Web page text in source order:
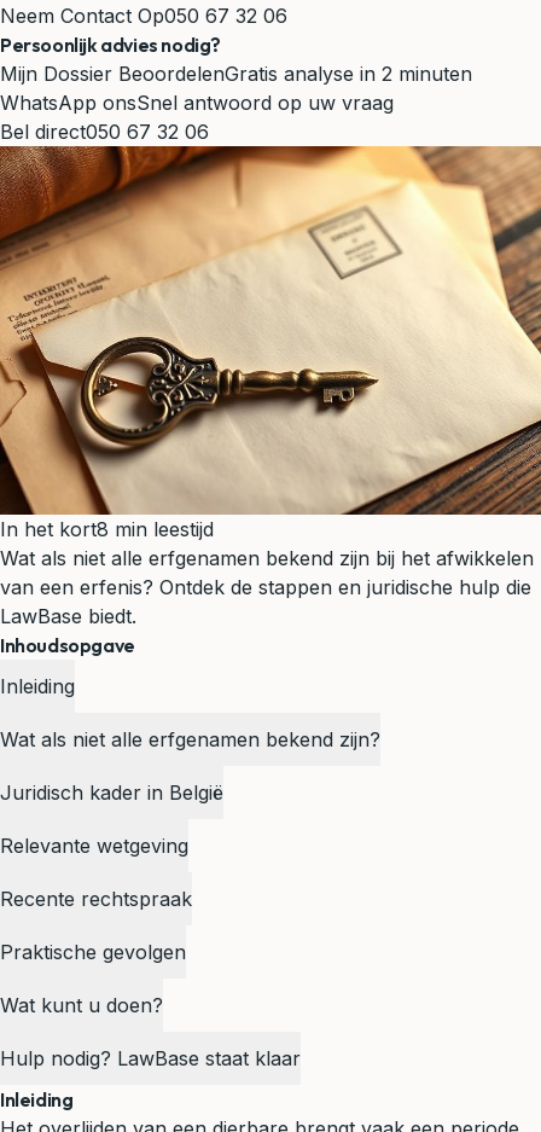
Neem Contact Op050 67 32 06
Persoonlijk advies nodig?
Mijn Dossier BeoordelenGratis analyse in 2 minuten
WhatsApp onsSnel antwoord op uw vraag
Bel direct050 67 32 06
In het kort8 min leestijd
Wat als niet alle erfgenamen bekend zijn bij het afwikkelen
van een erfenis? Ontdek de stappen en juridische hulp die
LawBase biedt.
Inhoudsopgave
Inleiding
Wat als niet alle erfgenamen bekend zijn?
Juridisch kader in België
Relevante wetgeving
Recente rechtspraak
Praktische gevolgen
Wat kunt u doen?
Hulp nodig? LawBase staat klaar
Inleiding